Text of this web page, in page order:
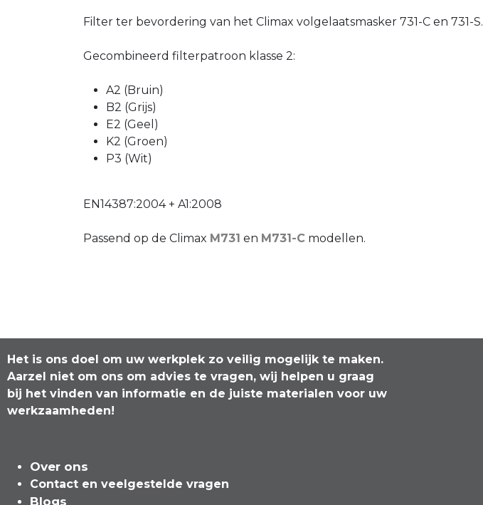
Filter ter bevordering van het Climax volgelaatsmasker 731-C en 731-S.
Gecombineerd filterpatroon klasse 2:
A2 (Bruin)
B2 (Grijs)
E2 (Geel)
K2 (Groen)
P3 (Wit)
EN14387:2004 + A1:2008
Passend op de Climax M731 en M731-C modellen.
Het is ons doel om uw werkplek zo veilig mogelijk te maken.
Aarzel niet om ons om advies te vragen, wij helpen u graag
bij het vinden van informatie en de juiste materialen voor uw
werkzaamheden!
Over ons
Contact en veelgeste​l​de vragen
Blogs